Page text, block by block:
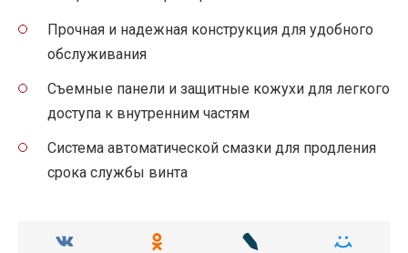
Прочная и надежная конструкция для удобного
обслуживания
Съемные панели и защитные кожухи для легкого
доступа к внутренним частям
Система автоматической смазки для продления
срока службы винта